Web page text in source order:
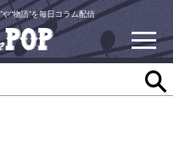
や“物語”を毎日コラム配信